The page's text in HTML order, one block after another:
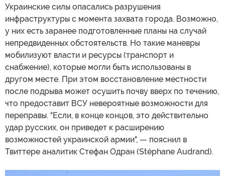
Украинские силы опасались разрушения
инфраструктуры с момента захвата города. Возможно,
у них есть заранее подготовленные планы на случай
непредвиденных обстоятельств. Но такие маневры
мобилизуют власти и ресурсы (транспорт и
снабжение), которые могли быть использованы в
другом месте. При этом восстановление местности
после подрыва может осушить почву вверх по течению,
что предоставит ВСУ невероятные возможности для
переправы. "Если, в конце концов, это действительно
удар русских, он приведет к расширению
возможностей украинской армии", — пояснил в
Твиттере аналитик Стефан Одран (Stéphane Audrand).